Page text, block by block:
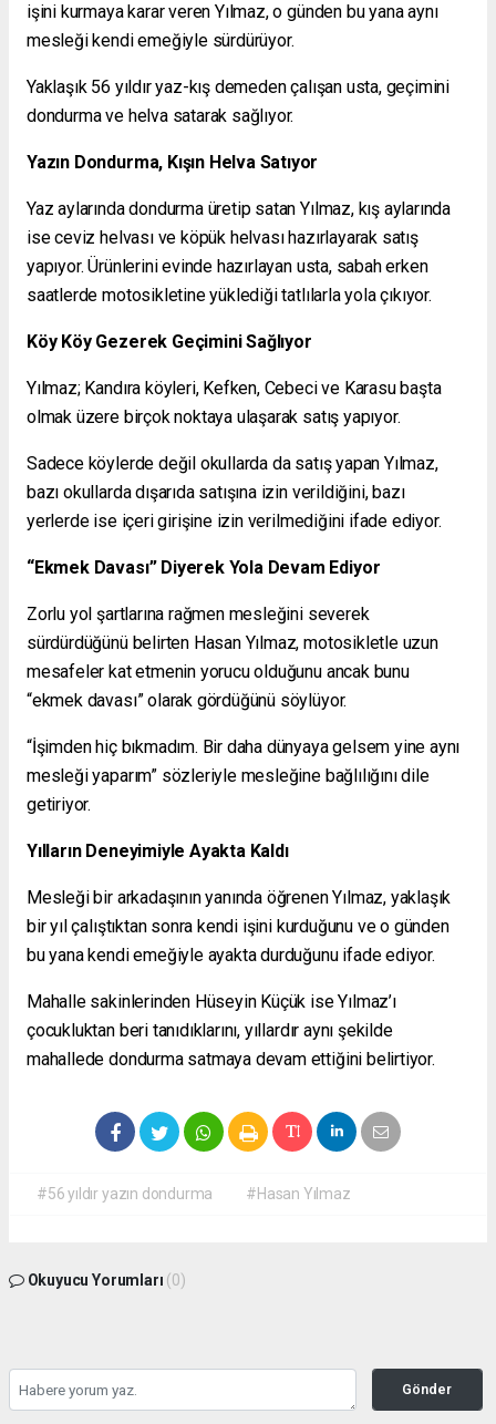
işini kurmaya karar veren Yılmaz, o günden bu yana aynı
mesleği kendi emeğiyle sürdürüyor.
Yaklaşık 56 yıldır yaz-kış demeden çalışan usta, geçimini
dondurma ve helva satarak sağlıyor.
Yazın Dondurma, Kışın Helva Satıyor
Yaz aylarında dondurma üretip satan Yılmaz, kış aylarında
ise ceviz helvası ve köpük helvası hazırlayarak satış
yapıyor. Ürünlerini evinde hazırlayan usta, sabah erken
saatlerde motosikletine yüklediği tatlılarla yola çıkıyor.
Köy Köy Gezerek Geçimini Sağlıyor
Yılmaz; Kandıra köyleri, Kefken, Cebeci ve Karasu başta
olmak üzere birçok noktaya ulaşarak satış yapıyor.
Sadece köylerde değil okullarda da satış yapan Yılmaz,
bazı okullarda dışarıda satışına izin verildiğini, bazı
yerlerde ise içeri girişine izin verilmediğini ifade ediyor.
“Ekmek Davası” Diyerek Yola Devam Ediyor
Zorlu yol şartlarına rağmen mesleğini severek
sürdürdüğünü belirten Hasan Yılmaz, motosikletle uzun
mesafeler kat etmenin yorucu olduğunu ancak bunu
“ekmek davası” olarak gördüğünü söylüyor.
“İşimden hiç bıkmadım. Bir daha dünyaya gelsem yine aynı
mesleği yaparım” sözleriyle mesleğine bağlılığını dile
getiriyor.
Yılların Deneyimiyle Ayakta Kaldı
Mesleği bir arkadaşının yanında öğrenen Yılmaz, yaklaşık
bir yıl çalıştıktan sonra kendi işini kurduğunu ve o günden
bu yana kendi emeğiyle ayakta durduğunu ifade ediyor.
Mahalle sakinlerinden Hüseyin Küçük ise Yılmaz’ı
çocukluktan beri tanıdıklarını, yıllardır aynı şekilde
mahallede dondurma satmaya devam ettiğini belirtiyor.
#56 yıldır yazın dondurma #Hasan Yılmaz
Okuyucu Yorumları (0)
Gönder